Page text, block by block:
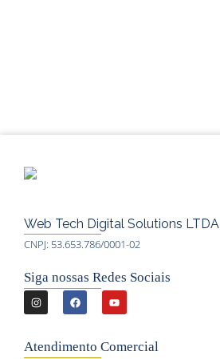
Web Tech Digital Solutions LTDA
CNPJ: 53.653.786/0001-02
Siga nossas Redes Sociais
I
n
F
a
Y
o
Atendimento Comercial